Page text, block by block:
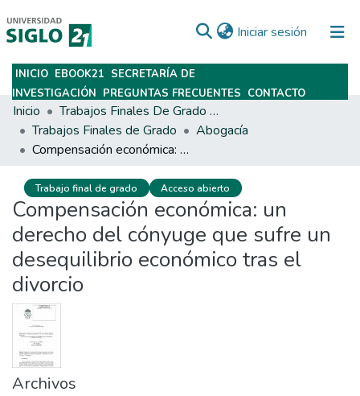
Iniciar sesión (current)
Subir
INICIO EBOOK21 SECRETARÍA DE
INVESTIGACIÓN PREGUNTAS FRECUENTES CONTACTO
Inicio
Trabajos Finales De Grado Y Posgrado
Trabajos Finales de Grado
Abogacía
Compensación económica: un derecho del cónyuge que sufre un desequilibrio económico tras el divorcio
Trabajo final de grado Acceso abierto
Compensación económica: un
derecho del cónyuge que sufre un
desequilibrio económico tras el
divorcio
Archivos